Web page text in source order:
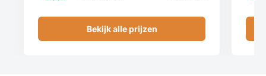
Bekijk alle prijzen